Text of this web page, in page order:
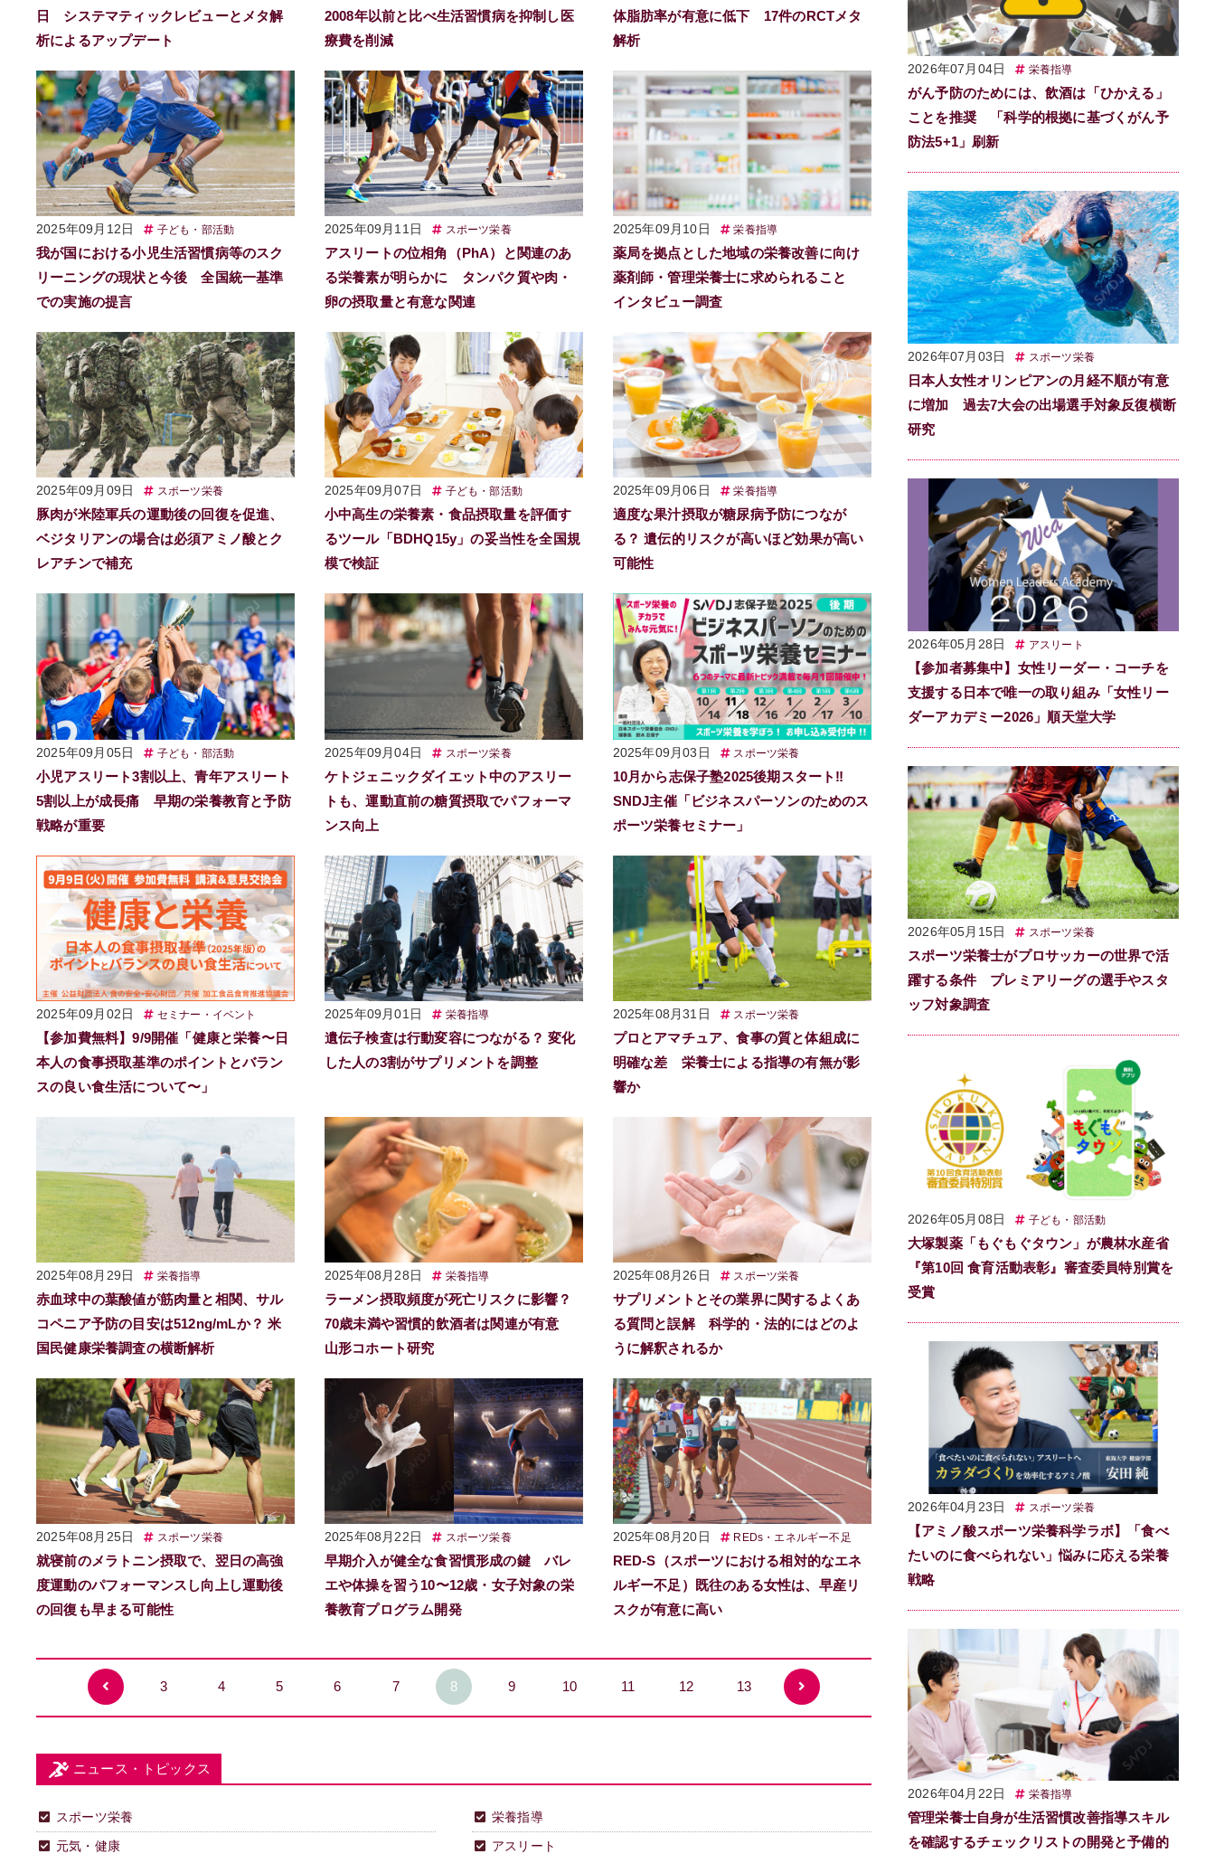
日 システマティックレビューとメタ解
析によるアップデート
2008年以前と比べ生活習慣病を抑制し医
療費を削減
体脂肪率が有意に低下 17件のRCTメタ
解析
2025年09月12日 子ども・部活動
我が国における小児生活習慣病等のスク
リーニングの現状と今後 全国統一基準
での実施の提言
2025年09月11日 スポーツ栄養
アスリートの位相角（PhA）と関連のあ
る栄養素が明らかに タンパク質や肉・
卵の摂取量と有意な関連
2025年09月10日 栄養指導
薬局を拠点とした地域の栄養改善に向け
薬剤師・管理栄養士に求められること
インタビュー調査
2025年09月09日 スポーツ栄養
豚肉が米陸軍兵の運動後の回復を促進、
ベジタリアンの場合は必須アミノ酸とク
レアチンで補充
2025年09月07日 子ども・部活動
小中高生の栄養素・食品摂取量を評価す
るツール「BDHQ15y」の妥当性を全国規
模で検証
2025年09月06日 栄養指導
適度な果汁摂取が糖尿病予防につなが
る？ 遺伝的リスクが高いほど効果が高い
可能性
2025年09月05日 子ども・部活動
小児アスリート3割以上、青年アスリート
5割以上が成長痛 早期の栄養教育と予防
戦略が重要
2025年09月04日 スポーツ栄養
ケトジェニックダイエット中のアスリー
トも、運動直前の糖質摂取でパフォーマ
ンス向上
2025年09月03日 スポーツ栄養
10月から志保子塾2025後期スタート‼
SNDJ主催「ビジネスパーソンのためのス
ポーツ栄養セミナー」
2025年09月02日 セミナー・イベント
【参加費無料】9/9開催「健康と栄養〜日
本人の食事摂取基準のポイントとバラン
スの良い食生活について〜」
2025年09月01日 栄養指導
遺伝子検査は行動変容につながる？ 変化
した人の3割がサプリメントを調整
2025年08月31日 スポーツ栄養
プロとアマチュア、食事の質と体組成に
明確な差 栄養士による指導の有無が影
響か
2025年08月29日 栄養指導
赤血球中の葉酸値が筋肉量と相関、サル
コペニア予防の目安は512ng/mLか？ 米
国民健康栄養調査の横断解析
2025年08月28日 栄養指導
ラーメン摂取頻度が死亡リスクに影響？
70歳未満や習慣的飲酒者は関連が有意
山形コホート研究
2025年08月26日 スポーツ栄養
サプリメントとその業界に関するよくあ
る質問と誤解 科学的・法的にはどのよ
うに解釈されるか
2025年08月25日 スポーツ栄養
就寝前のメラトニン摂取で、翌日の高強
度運動のパフォーマンスし向上し運動後
の回復も早まる可能性
2025年08月22日 スポーツ栄養
早期介入が健全な食習慣形成の鍵 バレ
エや体操を習う10〜12歳・女子対象の栄
養教育プログラム開発
2025年08月20日 REDs・エネルギー不足
RED-S（スポーツにおける相対的なエネ
ルギー不足）既往のある女性は、早産リ
スクが有意に高い
3 4 5 6 7 8 9 10 11 12 13
ニュース・トピックス
スポーツ栄養
栄養指導
元気・健康
アスリート
2026年07月04日 栄養指導
がん予防のためには、飲酒は「ひかえる」
ことを推奨 「科学的根拠に基づくがん予
防法5+1」刷新
2026年07月03日 スポーツ栄養
日本人女性オリンピアンの月経不順が有意
に増加 過去7大会の出場選手対象反復横断
研究
2026年05月28日 アスリート
【参加者募集中】女性リーダー・コーチを
支援する日本で唯一の取り組み「女性リー
ダーアカデミー2026」順天堂大学
2026年05月15日 スポーツ栄養
スポーツ栄養士がプロサッカーの世界で活
躍する条件 プレミアリーグの選手やスタ
ッフ対象調査
2026年05月08日 子ども・部活動
大塚製薬「もぐもぐタウン」が農林水産省
『第10回 食育活動表彰』審査委員特別賞を
受賞
2026年04月23日 スポーツ栄養
【アミノ酸スポーツ栄養科学ラボ】「食べ
たいのに食べられない」悩みに応える栄養
戦略
2026年04月22日 栄養指導
管理栄養士自身が生活習慣改善指導スキル
を確認するチェックリストの開発と予備的